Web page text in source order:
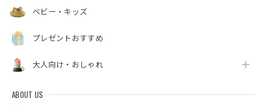
ベビー・キッズ
プレゼントおすすめ
大人向け・おしゃれ
ABOUT US